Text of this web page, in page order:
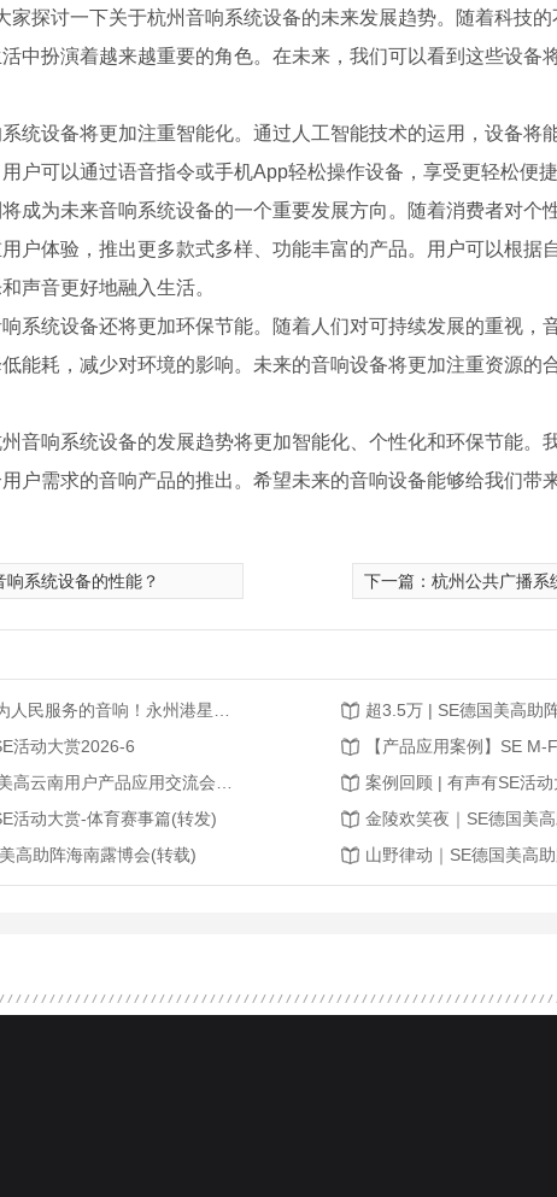
M3 MAX紧凑型两分频线阵列模块
家探讨一下关于杭州音响系统设备的未来发展趋势。随着科技的
中扮演着越来越重要的角色。在未来，我们可以看到这些设备
统设备将更加注重智能化。通过人工智能技术的运用，设备将
户可以通过语音指令或手机App轻松操作设备，享受更轻松便捷
成为未来音响系统设备的一个重要发展方向。随着消费者对个
户体验，推出更多款式多样、功能丰富的产品。用户可以根据
声音更好地融入生活。
系统设备还将更加环保节能。随着人们对可持续发展的重视，
能耗，减少对环境的影响。未来的音响设备将更加注重资源的
音响系统设备的发展趋势将更加智能化、个性化和环保节能。
户需求的音响产品的推出。希望未来的音响设备能够给我们带
响系统设备的性能？ 下一篇： 杭州公共广播系
活动大赏2026-6
活动大赏-体育赛事篇(转发)
高助阵海南露博会(转载)